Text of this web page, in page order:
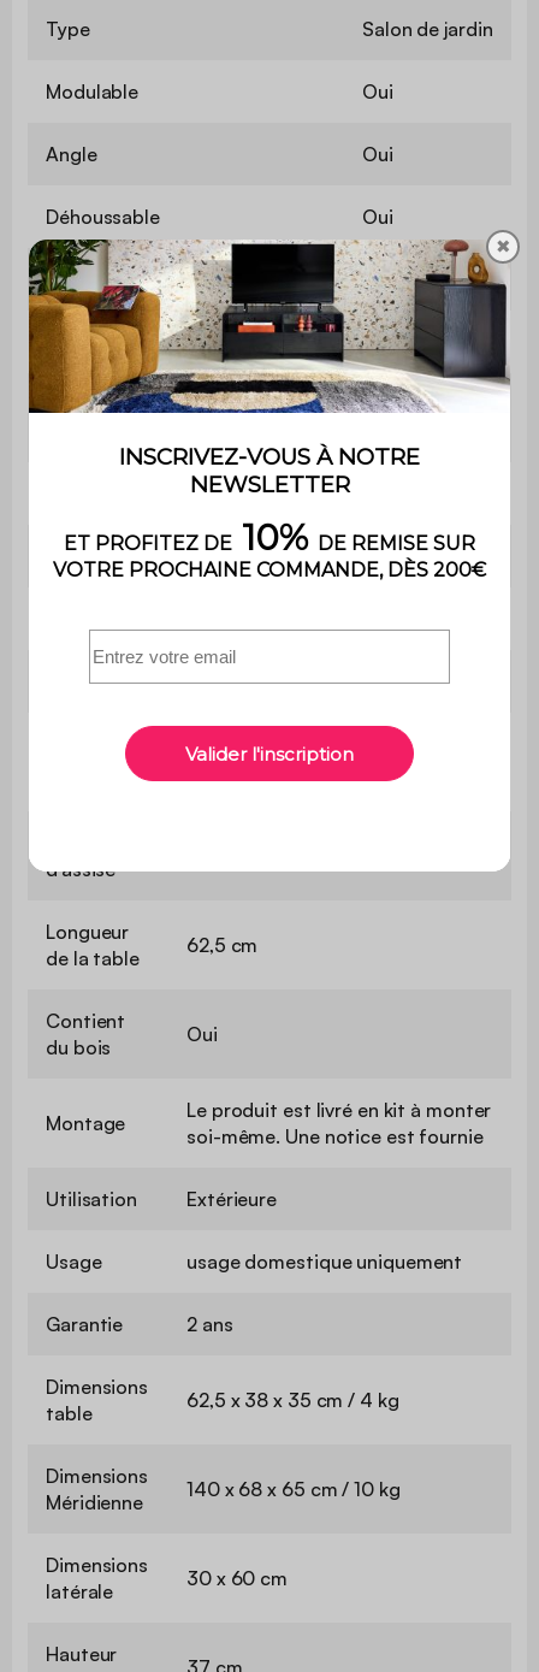
Type Salon de jardin
Modulable Oui
Angle Oui
Déhoussable Oui
Matière Acacia
Matière de la structure Aluminium
Matière des housses de
Polyester
Couleur de l'assise Beige
Nombre de places 4
Hauteur d'assise 37 cm
d'assise
Longueur
de la table
62,5 cm
Contient
du bois
Oui
Montage
Le produit est livré en kit à monter
soi-même. Une notice est fournie
Utilisation Extérieure
Usage usage domestique uniquement
Garantie 2 ans
Dimensions
table
62,5 x 38 x 35 cm / 4 kg
Dimensions
Méridienne
140 x 68 x 65 cm / 10 kg
Dimensions
latérale
30 x 60 cm
Hauteur
37 cm
✖